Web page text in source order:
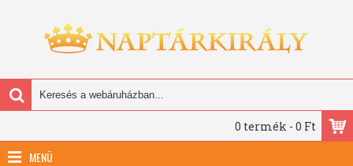
0 termék - 0 Ft
MENÜ